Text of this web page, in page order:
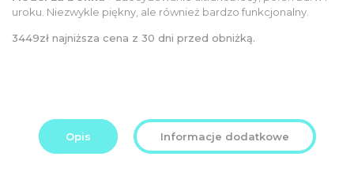
3.449,00
PLN.
2.759,00
PLN.
uroku. Niezwykle piękny, ale również bardzo funkcjonalny.
3449zł najniższa cena z 30 dni przed obniżką.
Opis Informacje dodatkowe